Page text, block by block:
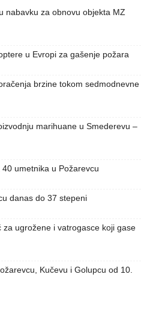
nabavku za obnovu objekta MZ
u Evropi za gašenje požara
brzine tokom sedmodnevne
marihuane u Smederevu –
umetnika u Požarevcu
danas do 37 stepeni
ugrožene i vatrogasce koji gase
Kučevu i Golupcu od 10.